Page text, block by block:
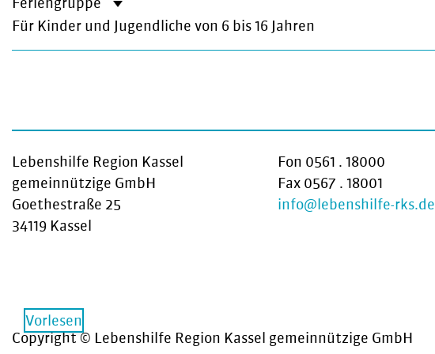
Für Kinder und Jugendliche von 6 bis 16 Jahren
Vorlesen
Lebenshilfe Region Kassel
gemeinnützige GmbH
Goethestraße 25
34119 Kassel
Fon 0561 . 18000
Fax 0567 . 18001
info@lebenshilfe-rks.de
Copyright © Lebenshilfe Region Kassel gemeinnützige GmbH